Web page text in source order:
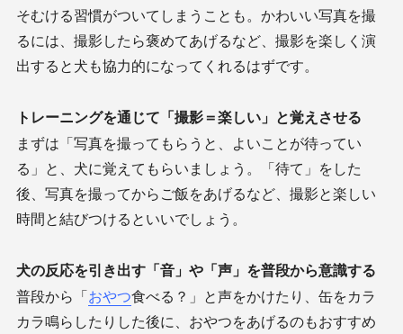
そむける習慣がついてしまうことも。かわいい写真を撮
るには、撮影したら褒めてあげるなど、撮影を楽しく演
出すると犬も協力的になってくれるはずです。
トレーニングを通じて「撮影＝楽しい」と覚えさせる
まずは「写真を撮ってもらうと、よいことが待ってい
る」と、犬に覚えてもらいましょう。「待て」をした
後、写真を撮ってからご飯をあげるなど、撮影と楽しい
時間と結びつけるといいでしょう。
犬の反応を引き出す「音」や「声」を普段から意識する
普段から「おやつ食べる？」と声をかけたり、缶をカラ
カラ鳴らしたりした後に、おやつをあげるのもおすすめ